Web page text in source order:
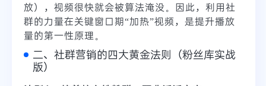
放），视频很快就会被算法淹没。因此，利用社
群的力量在关键窗口期“加热”视频，是提升播放
量的第一性原理。
二、社群营销的四大黄金法则（粉丝库实战
版）